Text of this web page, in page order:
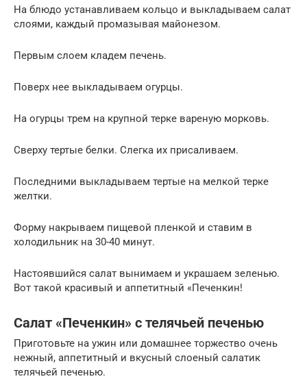
На блюдо устанавливаем кольцо и выкладываем салат
слоями, каждый промазывая майонезом.
Первым слоем кладем печень.
Поверх нее выкладываем огурцы.
На огурцы трем на крупной терке вареную морковь.
Сверху тертые белки. Слегка их присаливаем.
Последними выкладываем тертые на мелкой терке
желтки.
Форму накрываем пищевой пленкой и ставим в
холодильник на 30-40 минут.
Настоявшийся салат вынимаем и украшаем зеленью.
Вот такой красивый и аппетитный «Печенкин!
Салат «Печенкин» с телячьей печенью
Приготовьте на ужин или домашнее торжество очень
нежный, аппетитный и вкусный слоеный салатик
телячьей печенью.